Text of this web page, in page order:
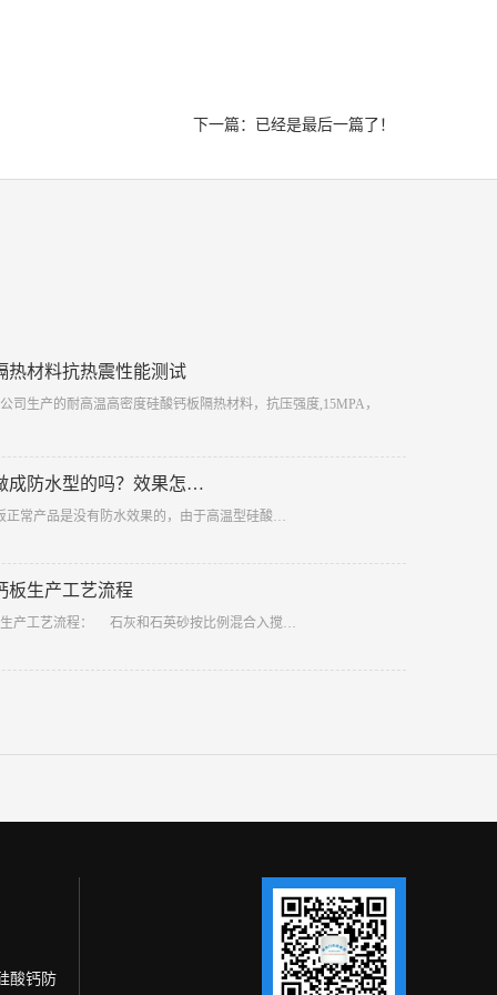
下一篇：已经是最后一篇了！
热材料抗热震性能测试
司生产的耐高温高密度硅酸钙板隔热材料，抗压强度,15MPA，
成防水型的吗？效果怎…
常产品是没有防水效果的，由于高温型硅酸…
板生产工艺流程
生产工艺流程： 石灰和石英砂按比例混合入搅…
酸钙防